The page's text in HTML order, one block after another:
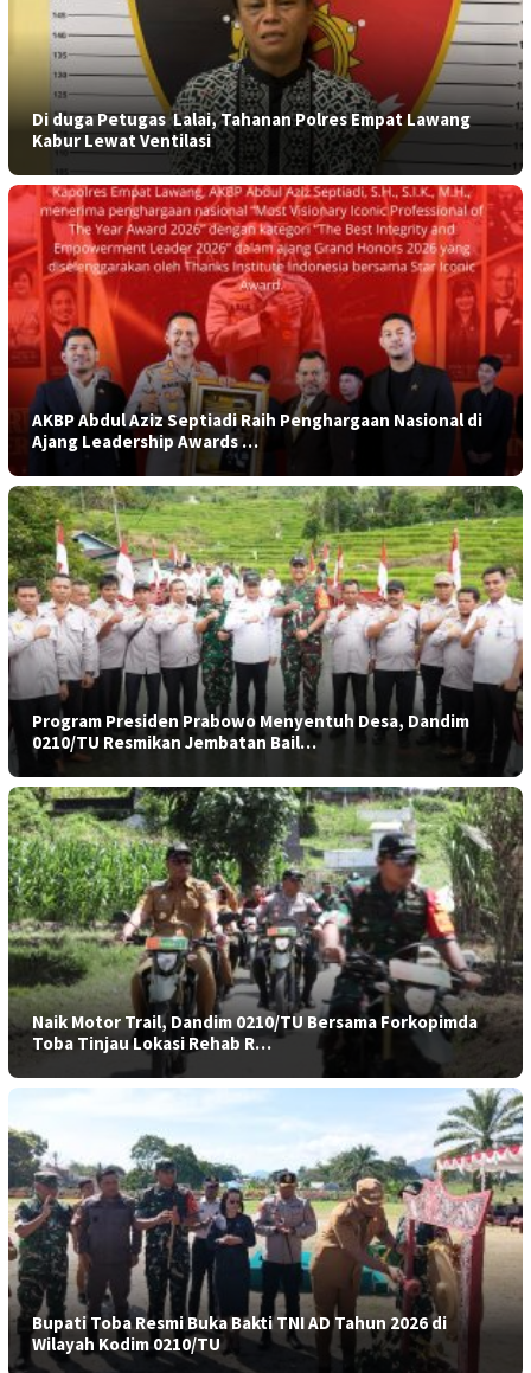
​Di duga Petugas Lalai, Tahanan Polres Empat Lawang
Kabur Lewat Ventilasi
AKBP Abdul Aziz Septiadi Raih Penghargaan Nasional di
Ajang Leadership Awards …
Program Presiden Prabowo Menyentuh Desa, Dandim
0210/TU Resmikan Jembatan Bail…
Naik Motor Trail, Dandim 0210/TU Bersama Forkopimda
Toba Tinjau Lokasi Rehab R…
Bupati Toba Resmi Buka Bakti TNI AD Tahun 2026 di
Wilayah Kodim 0210/TU